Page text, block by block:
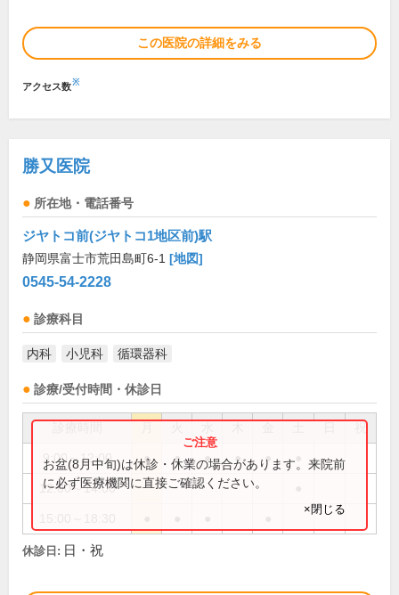
この医院の詳細をみる
アクセス数※
勝又医院
所在地・電話番号
ジヤトコ前(ジヤトコ1地区前)駅
静岡県富士市荒田島町6-1 [地図]
0545-54-2228
診療科目
内科 小児科 循環器科
診療/受付時間・休診日
祝
9:00～12:00 ● ● ● ● ●
12:00～14:00
お盆(8月中旬)は休診・休業の場合があります。来院前
に必ず医療機関に直接ご確認ください。
×閉じる
休診日: 日・祝